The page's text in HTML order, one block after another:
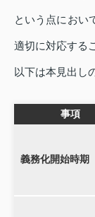
という点におい
適切に対応する
以下は本見出し
事項
義務化開始時期